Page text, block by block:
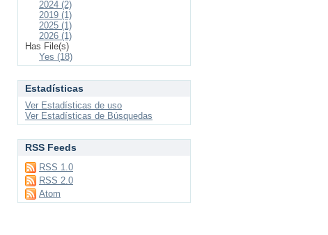
2024 (2)
2019 (1)
2025 (1)
2026 (1)
Has File(s)
Yes (18)
Estadísticas
Ver Estadísticas de uso
Ver Estadísticas de Búsquedas
RSS Feeds
RSS 1.0
RSS 2.0
Atom